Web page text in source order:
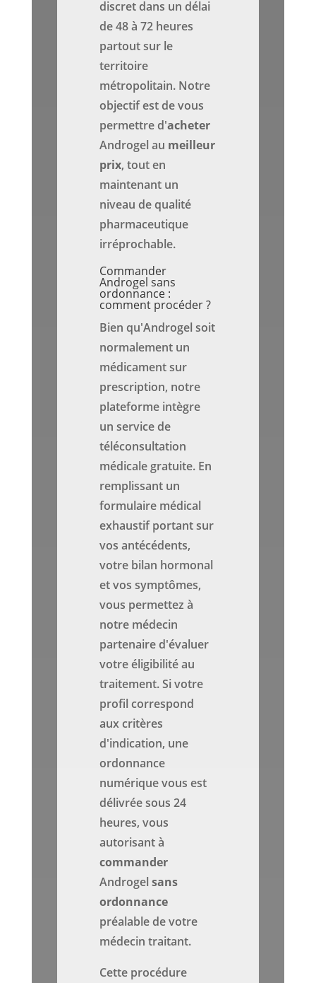
discret dans un délai
de 48 à 72 heures
partout sur le
territoire
métropolitain. Notre
objectif est de vous
permettre d'acheter
Androgel au meilleur
prix, tout en
maintenant un
niveau de qualité
pharmaceutique
irréprochable.
Commander
Androgel sans
ordonnance :
comment procéder ?
Bien qu'Androgel soit
normalement un
médicament sur
prescription, notre
plateforme intègre
un service de
téléconsultation
médicale gratuite. En
remplissant un
formulaire médical
exhaustif portant sur
vos antécédents,
votre bilan hormonal
et vos symptômes,
vous permettez à
notre médecin
partenaire d'évaluer
votre éligibilité au
traitement. Si votre
profil correspond
aux critères
d'indication, une
ordonnance
numérique vous est
délivrée sous 24
heures, vous
autorisant à
commander
Androgelsans
ordonnance
préalable de votre
médecin traitant.
Cette procédure